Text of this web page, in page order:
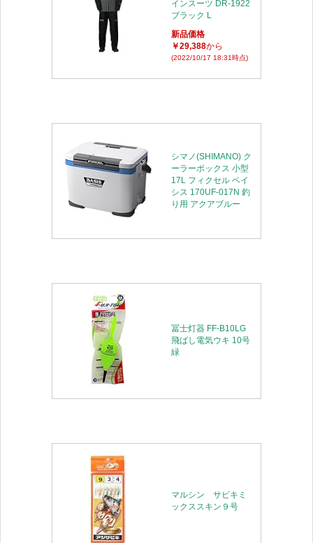
インスーツ DR-1922
ブラック L
新品価格
￥29,388から
(2022/10/17 18:31時点)
シマノ(SHIMANO) ク
ーラーボックス 小型
17L フィクセル ベイ
シス 170UF-017N 釣
り用 アクアブルー
冨士灯器 FF-B10LG
飛ばし電気ウキ 10号
緑
マルシン サビキミ
ックススキン９号